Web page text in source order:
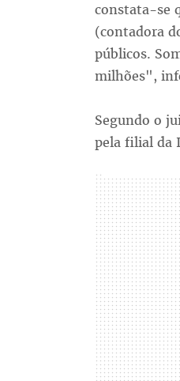
constata-se
(contadora
públicos.
milhões",
Segundo o
pela filial da